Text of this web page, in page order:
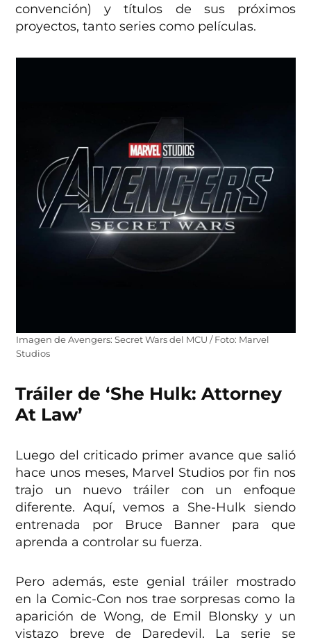
convención) y títulos de sus próximos
proyectos, tanto series como películas.
Imagen de Avengers: Secret Wars del MCU / Foto: Marvel
Studios
Tráiler de ‘She Hulk: Attorney
At Law’
Luego del criticado primer avance que salió
hace unos meses, Marvel Studios por fin nos
trajo un nuevo tráiler con un enfoque
diferente. Aquí, vemos a She-Hulk siendo
entrenada por Bruce Banner para que
aprenda a controlar su fuerza.
Pero además, este genial tráiler mostrado
en la Comic-Con nos trae sorpresas como la
aparición de Wong, de Emil Blonsky y un
vistazo breve de Daredevil. La serie se